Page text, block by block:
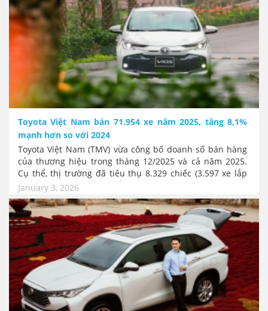
Toyota Việt Nam bán 71.954 xe năm 2025, tăng 8,1%
mạnh hơn so với 2024
Toyota Việt Nam (TMV) vừa công bố doanh số bán hàng
của thương hiệu trong tháng 12/2025 và cả năm 2025.
Cụ thể, thị trường đã tiêu thụ 8.329 chiếc (3.597 xe lắp
ráp và 4.732 xe nhập khẩu) trong tháng 12. Kết quả này
đưa tổng doanh số của hãng xe Nhật Bản trong năm
2025 - kỷ niệm 30 năm thành lập của TMV - lên 71.954
xe, tăng 8,1% so với năm 2024. Nắm chắc vị trí dẫn đầu
toàn thị trường xe nói chung (Nếu không tính xe điện)
January 3, 2026